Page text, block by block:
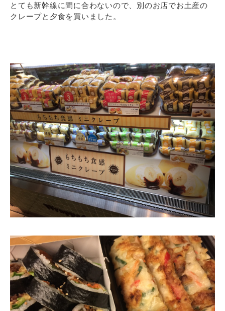
とても新幹線に間に合わないので、別のお店でお土産の
クレープと夕食を買いました。